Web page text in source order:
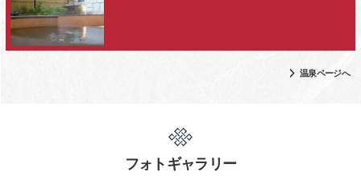
温泉ページへ
フォトギャラリー